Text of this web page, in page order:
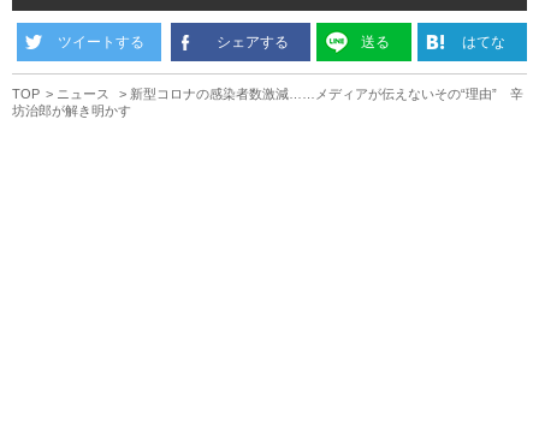
ツイートする シェアする 送る はてな
TOP ニュース
新型コロナの感染者数激減……メディアが伝えないその“理由” 辛
坊治郎が解き明かす